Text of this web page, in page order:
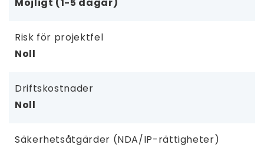
Möjligt (1-5 dagar)
Risk för projektfel
Noll
Driftskostnader
Noll
Säkerhetsåtgärder (NDA/IP-rättigheter)